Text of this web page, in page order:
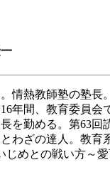
情熱教師塾の塾長
年間、教育委員会
を勤める。第63回
わざの達人。教育
じめとの戦い方～愛